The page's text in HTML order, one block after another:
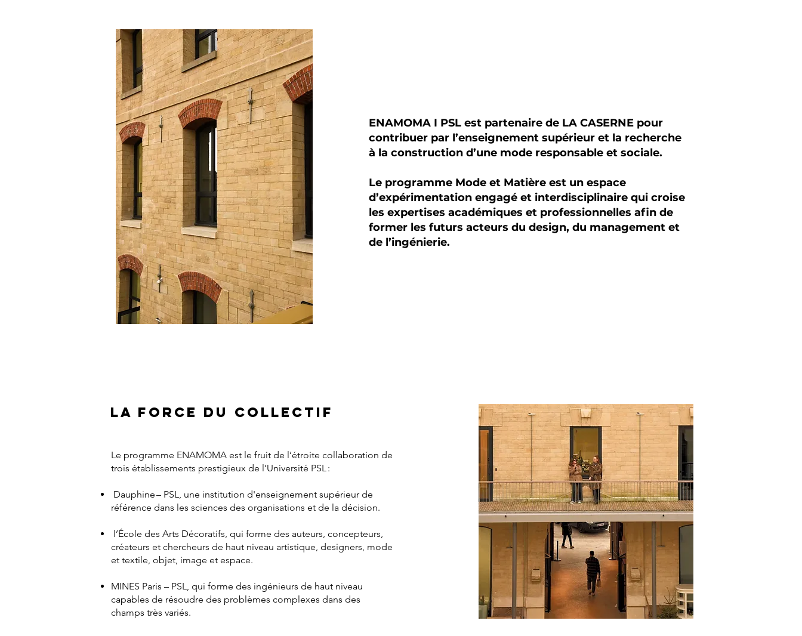
ENAMOMA I PSL est partenaire de LA CASERNE pour
contribuer par l’enseignement supérieur et la recherche
à la construction d’une mode responsable et sociale.
Le programme Mode et Matière est un espace
d’expérimentation engagé et interdisciplinaire qui croise
les expertises académiques et professionnelles afin de
former les futurs acteurs du design, du management et
de l’ingénierie.
LA FORCE DU COLLECTIF
Le programme ENAMOMA est le fruit de l’étroite collaboration de
trois établissements prestigieux de l’Université PSL:
Dauphine – PSL, une institution d'enseignement supérieur de
référence dans les sciences des organisations et de la décision.
l’École des Arts Décoratifs, qui forme des auteurs, concepteurs,
créateurs et chercheurs de haut niveau artistique, designers, mode
et textile, objet, image et espace.
MINES Paris – PSL, qui forme des ingénieurs de haut niveau
capables de résoudre des problèmes complexes dans des
champs très variés.